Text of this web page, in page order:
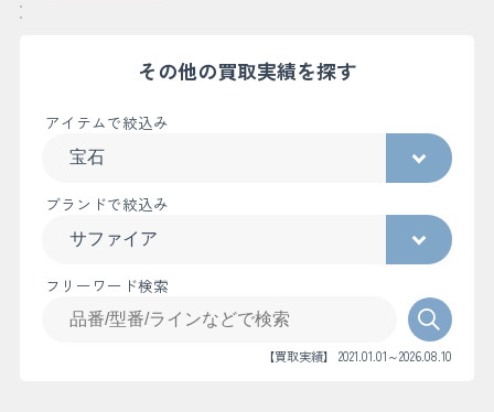
その他の買取実績を探す
アイテムで絞込み
ブランドで絞込み
フリーワード検索
【買取実績】 2021.01.01～2026.08.10